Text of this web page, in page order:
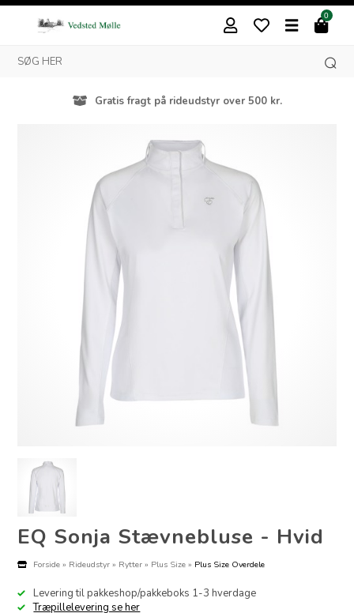
0
Gratis fragt på rideudstyr over 500 kr.
EQ Sonja Stævnebluse - Hvid
Forside » Rideudstyr » Rytter » Plus Size » Plus Size Overdele
Levering til pakkeshop/pakkeboks 1-3 hverdage
Træpillelevering se her